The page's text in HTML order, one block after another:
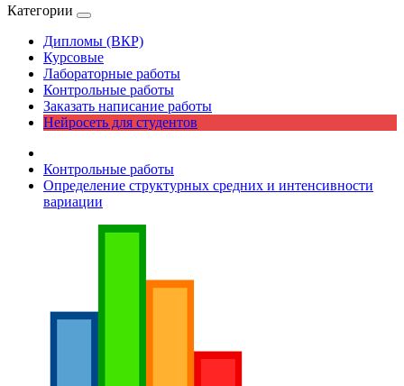
Категории
Дипломы (ВКР)
Курсовые
Лабораторные работы
Контрольные работы
Заказать написание работы
Нейросеть для студентов
Контрольные работы
Определение структурных средних и интенсивности
вариации